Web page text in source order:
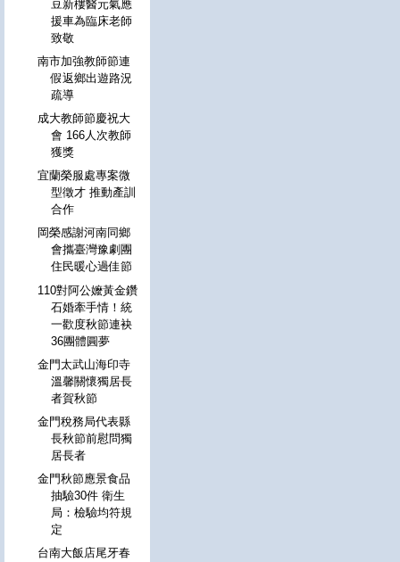
豆新樓醫元氣應
援車為臨床老師
致敬
南市加強教師節連
假返鄉出遊路況
疏導
成大教師節慶祝大
會 166人次教師
獲獎
宜蘭榮服處專案微
型徵才 推動產訓
合作
岡榮感謝河南同鄉
會攜臺灣豫劇團
住民暖心過佳節
110對阿公嬤黃金鑽
石婚牽手情！統
一歡度秋節連袂
36團體圓夢
金門太武山海印寺
溫馨關懷獨居長
者賀秋節
金門稅務局代表縣
長秋節前慰問獨
居長者
金門秋節應景食品
抽驗30件 衛生
局：檢驗均符規
定
台南大飯店尾牙春